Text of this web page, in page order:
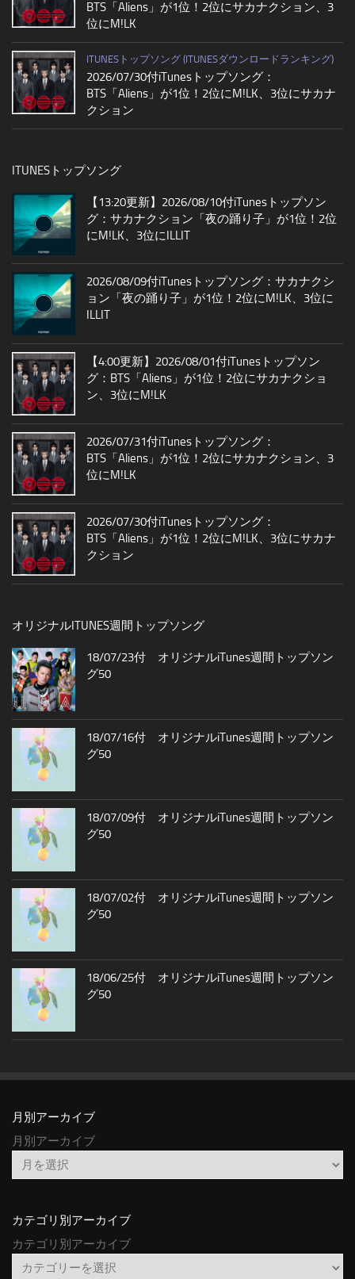
BTS「Aliens」が1位！2位にサカナクション、3
位にM!LK
ITUNESトップソング (ITUNESダウンロードランキング)
2026/07/30付iTunesトップソング：
BTS「Aliens」が1位！2位にM!LK、3位にサカナ
クション
ITUNESトップソング
【13:20更新】2026/08/10付iTunesトップソン
グ：サカナクション「夜の踊り子」が1位！2位
にM!LK、3位にILLIT
2026/08/09付iTunesトップソング：サカナクシ
ョン「夜の踊り子」が1位！2位にM!LK、3位に
ILLIT
【4:00更新】2026/08/01付iTunesトップソン
グ：BTS「Aliens」が1位！2位にサカナクショ
ン、3位にM!LK
2026/07/31付iTunesトップソング：
BTS「Aliens」が1位！2位にサカナクション、3
位にM!LK
2026/07/30付iTunesトップソング：
BTS「Aliens」が1位！2位にM!LK、3位にサカナ
クション
オリジナルITUNES週間トップソング
18/07/23付 オリジナルiTunes週間トップソン
グ50
18/07/16付 オリジナルiTunes週間トップソン
グ50
18/07/09付 オリジナルiTunes週間トップソン
グ50
18/07/02付 オリジナルiTunes週間トップソン
グ50
18/06/25付 オリジナルiTunes週間トップソン
グ50
月別アーカイブ
月別アーカイブ
カテゴリ別アーカイブ
カテゴリ別アーカイブ